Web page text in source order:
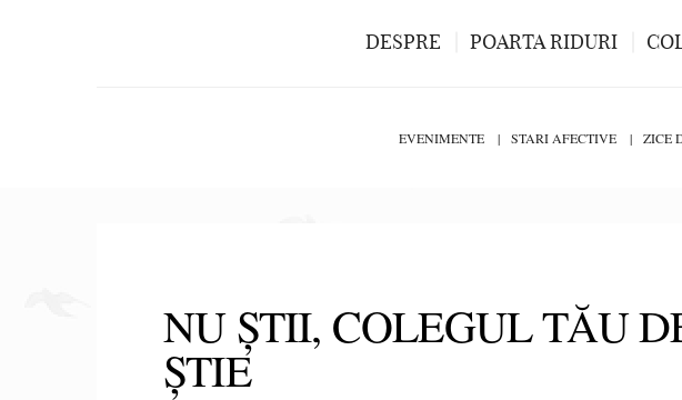
DESPRE POARTA RIDURI
EVENIMENTE STARI AFECTIVE ZICE
NU ȘTII, COLEGUL TĂU
ȘTIE